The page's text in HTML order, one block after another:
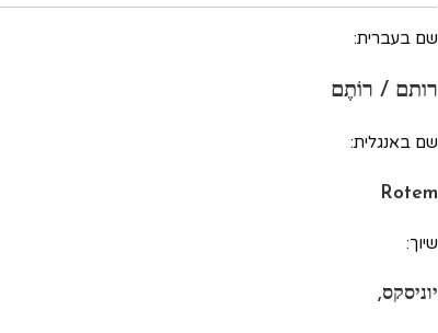
שם בעברית:
רותם / רוֹתֶם
שם באנגלית:
Rotem
שיוך:
יוניסקס,